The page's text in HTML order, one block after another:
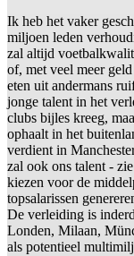
Ik heb het vaker
miljoen leden
zal altijd
of, met veel meer
eten uit andermans
jonge talent in het
clubs bijles kreeg,
ophaalt in het
verdient in
zal ook ons talent -
kiezen voor de
topsalarissen
De verleiding is
Londen, Milaan,
als potentieel